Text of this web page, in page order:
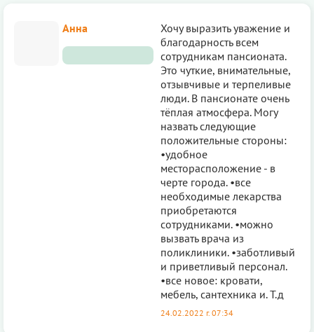
Анна
Хочу выразить уважение и
благодарность всем
сотрудникам пансионата.
Это чуткие, внимательные,
отзывчивые и терпеливые
люди. В пансионате очень
тёплая атмосфера. Могу
назвать следующие
положительные стороны:
•удобное
месторасположение - в
черте города. •все
необходимые лекарства
приобретаются
сотрудниками. •можно
вызвать врача из
поликлиники. •заботливый
и приветливый персонал.
•все новое: кровати,
мебель, сантехника и. Т.д
24.02.2022 г. 07:34